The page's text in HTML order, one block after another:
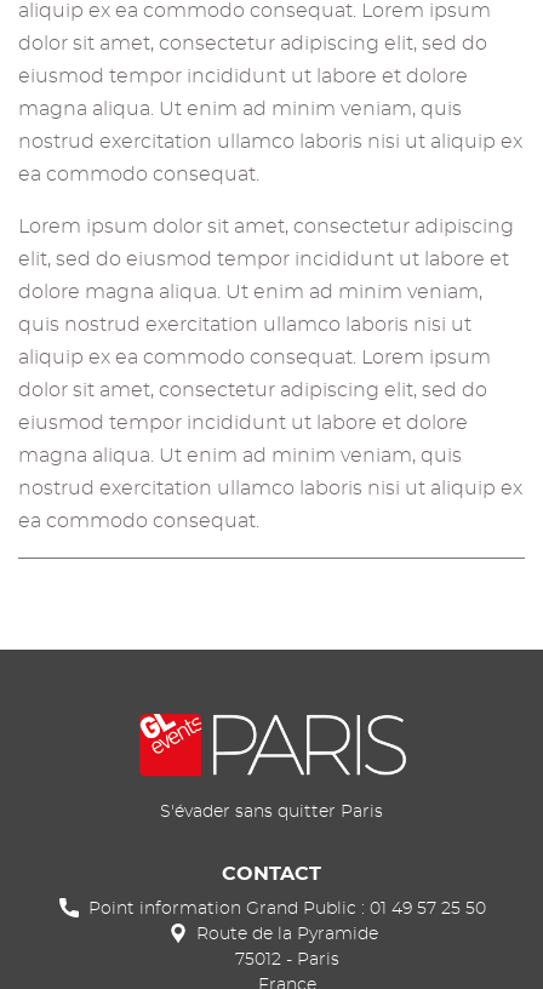
aliquip ex ea commodo consequat. Lorem ipsum
dolor sit amet, consectetur adipiscing elit, sed do
eiusmod tempor incididunt ut labore et dolore
magna aliqua. Ut enim ad minim veniam, quis
nostrud exercitation ullamco laboris nisi ut aliquip ex
ea commodo consequat.
Lorem ipsum dolor sit amet, consectetur adipiscing
elit, sed do eiusmod tempor incididunt ut labore et
dolore magna aliqua. Ut enim ad minim veniam,
quis nostrud exercitation ullamco laboris nisi ut
aliquip ex ea commodo consequat. Lorem ipsum
dolor sit amet, consectetur adipiscing elit, sed do
eiusmod tempor incididunt ut labore et dolore
magna aliqua. Ut enim ad minim veniam, quis
nostrud exercitation ullamco laboris nisi ut aliquip ex
ea commodo consequat.
S'évader sans quitter Paris
CONTACT
Point information Grand Public : 01 49 57 25 50
Route de la Pyramide
75012 - Paris
France